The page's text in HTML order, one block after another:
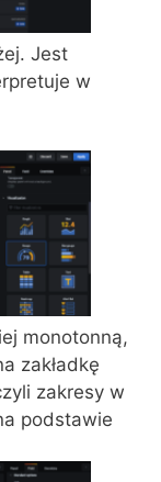
Jest
w
monotonną,
zakładkę
zakresy w
podstawie